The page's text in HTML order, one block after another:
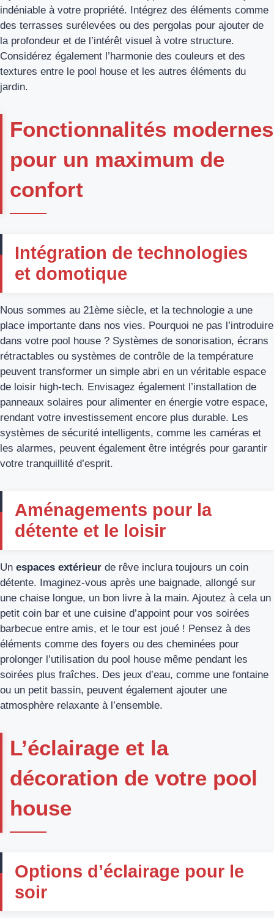
indéniable à votre propriété. Intégrez des éléments comme
des terrasses surélevées ou des pergolas pour ajouter de
la profondeur et de l’intérêt visuel à votre structure.
Considérez également l’harmonie des couleurs et des
textures entre le pool house et les autres éléments du
jardin.
Fonctionnalités modernes
pour un maximum de
confort
Intégration de technologies
et domotique
Nous sommes au 21ème siècle, et la technologie a une
place importante dans nos vies. Pourquoi ne pas l’introduire
dans votre pool house ? Systèmes de sonorisation, écrans
rétractables ou systèmes de contrôle de la température
peuvent transformer un simple abri en un véritable espace
de loisir high-tech. Envisagez également l’installation de
panneaux solaires pour alimenter en énergie votre espace,
rendant votre investissement encore plus durable. Les
systèmes de sécurité intelligents, comme les caméras et
les alarmes, peuvent également être intégrés pour garantir
votre tranquillité d’esprit.
Aménagements pour la
détente et le loisir
Un espaces extérieur de rêve inclura toujours un coin
détente. Imaginez-vous après une baignade, allongé sur
une chaise longue, un bon livre à la main. Ajoutez à cela un
petit coin bar et une cuisine d’appoint pour vos soirées
barbecue entre amis, et le tour est joué ! Pensez à des
éléments comme des foyers ou des cheminées pour
prolonger l’utilisation du pool house même pendant les
soirées plus fraîches. Des jeux d’eau, comme une fontaine
ou un petit bassin, peuvent également ajouter une
atmosphère relaxante à l’ensemble.
L’éclairage et la
décoration de votre pool
house
Options d’éclairage pour le
soir